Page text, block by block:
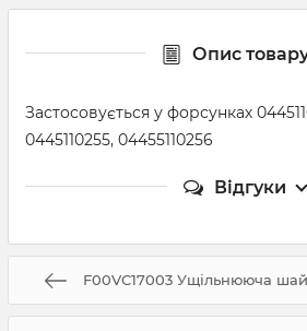
Опис
Застосовується у форсунках
0445110255, 04455110256
Відгуки
F00VC17003 Ущільнююча